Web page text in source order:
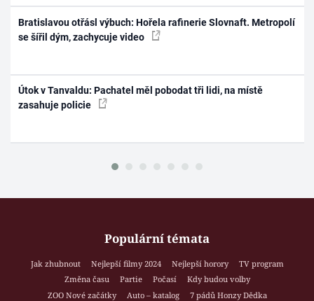
Bratislavou otřásl výbuch: Hořela rafinerie Slovnaft. Metropolí
se šířil dým, zachycuje video
Útok v Tanvaldu: Pachatel měl pobodat tři lidi, na místě
zasahuje policie
Populární témata
Jak zhubnout Nejlepší filmy 2024 Nejlepší horory
TV program
Změna času
Partie Počasí
Kdy budou volby
ZOO Nové začátky
Auto – katalog
7 pádů Honzy Dědka